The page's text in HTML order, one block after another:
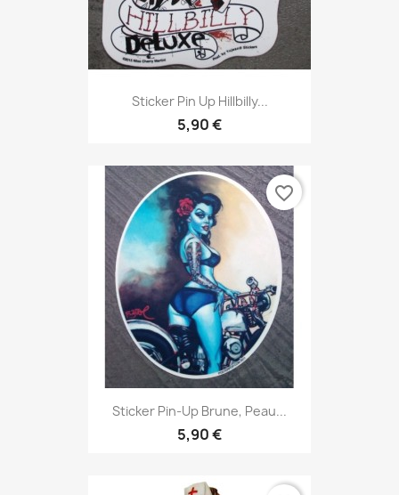
Sticker Pin Up Hillbilly...
5,90 €
Sticker Pin-Up Brune, Peau...
5,90 €
favorite_border